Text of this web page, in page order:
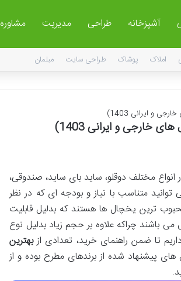
آشپزخانه طراحی مدیریت مشاوره
املاک پوشاک طراحی سایت مبلمان
و ایرانی 1403)
خارجی و ایرانی 1403)
مختلف دوقلو، ساید بای ساید، صندوقی،
متناسب با نیاز و بودجه ای که در نظر
ترین یخچال ها هستند که بدلیل قابلیت
می باشند چراکه علاوه بر حجم زیاد بدلیل نوع
تا ضمن راهنمای خرید، تعدادی ازبهترین
پیشنهاد شده از برندهای مطرح بوده و از